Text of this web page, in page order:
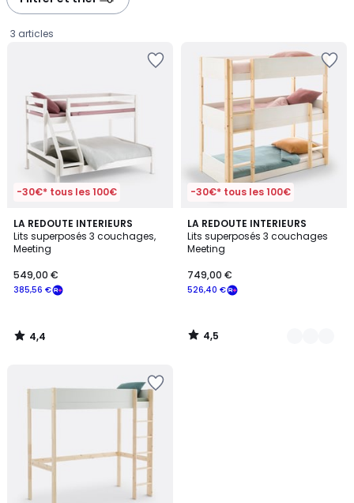
3 articles
-30€* tous les 100€
LA REDOUTE INTERIEURS
Lits superposés 3 couchages,
Meeting
€
souscrivez
notre
programme
385,56 €
549,00 €
4,4
/ 5
4,4
/
-30€* tous les 100€
LA REDOUTE INTERIEURS
Lits superposés 3 couchages
Meeting
526,40 €
749,00 €
4,5
/ 5
2
Couleurs
4,5
/